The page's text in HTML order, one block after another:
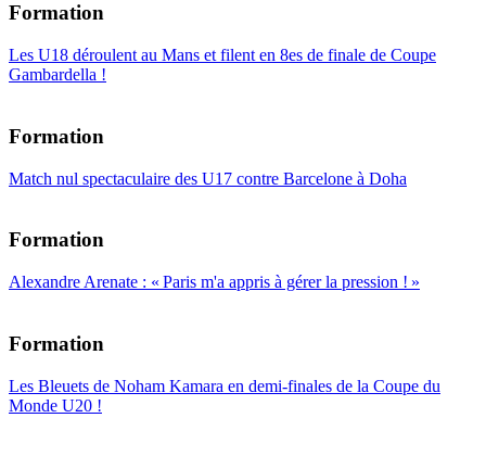
Formation
Les U18 déroulent au Mans et filent en 8es de finale de Coupe
Gambardella !
Formation
Match nul spectaculaire des U17 contre Barcelone à Doha
Formation
Alexandre Arenate : « Paris m'a appris à gérer la pression ! »
Formation
Les Bleuets de Noham Kamara en demi-finales de la Coupe du
Monde U20 !